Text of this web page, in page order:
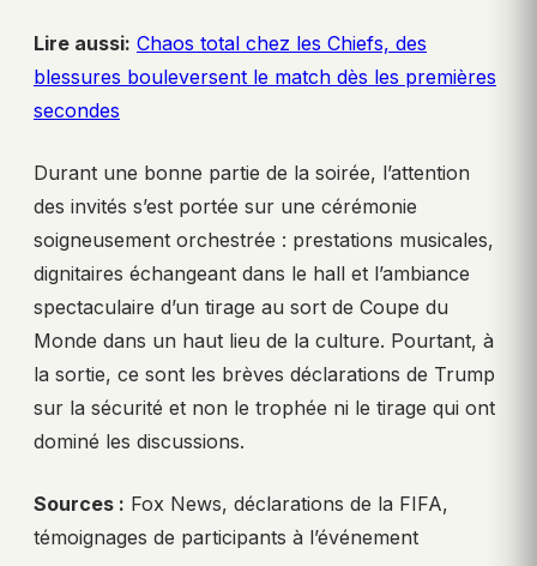
Lire aussi: Chaos total chez les Chiefs, des
blessures bouleversent le match dès les premières
secondes
Durant une bonne partie de la soirée, l’attention
des invités s’est portée sur une cérémonie
soigneusement orchestrée : prestations musicales,
dignitaires échangeant dans le hall et l’ambiance
spectaculaire d’un tirage au sort de Coupe du
Monde dans un haut lieu de la culture. Pourtant, à
la sortie, ce sont les brèves déclarations de Trump
sur la sécurité et non le trophée ni le tirage qui ont
dominé les discussions.
Sources : Fox News, déclarations de la FIFA,
témoignages de participants à l’événement